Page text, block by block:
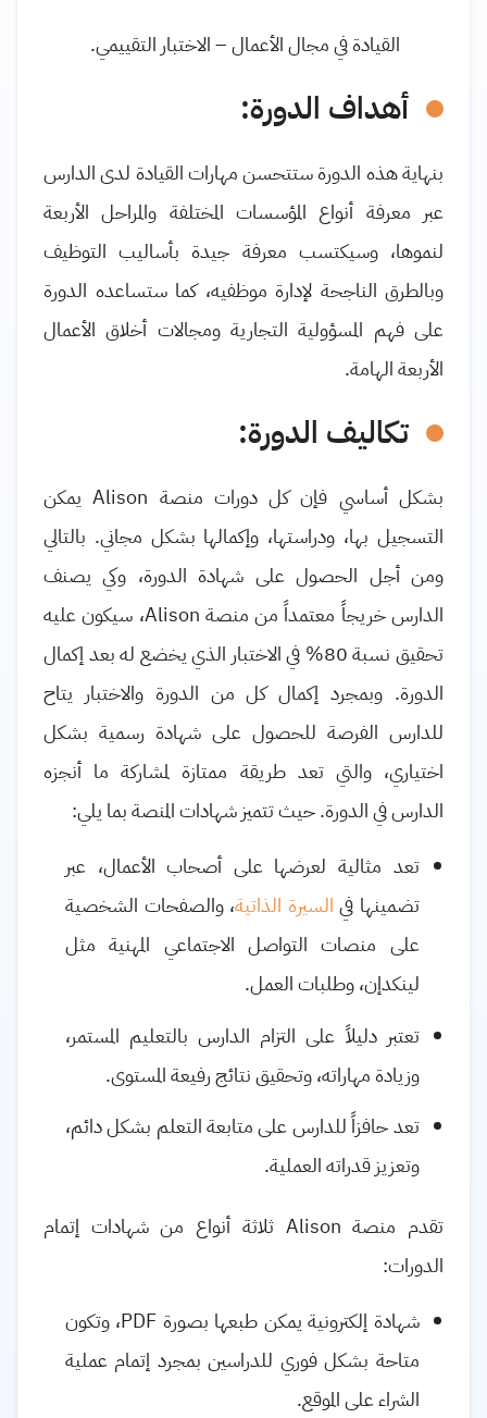
القيادة في مجال الأعمال – الاختبار التقييمي.
أهداف الدورة:
بنهاية هذه الدورة ستتحسن مهارات القيادة لدى الدارس
عبر معرفة أنواع المؤسسات المختلفة والمراحل الأربعة
لنموها، وسيكتسب معرفة جيدة بأساليب التوظيف
وبالطرق الناجحة لإدارة موظفيه، كما ستساعده الدورة
على فهم المسؤولية التجارية ومجالات أخلاق الأعمال
الأربعة الهامة.
تكاليف الدورة:
بشكل أساسي فإن كل دورات منصة Alisonيمكن
التسجيل بها، ودراستها، وإكمالها بشكل مجاني. بالتالي
ومن أجل الحصول على شهادة الدورة، وكي يصنف
الدارس خريجاً معتمداً من منصة Alison، سيكون عليه
تحقيق نسبة 80% في الاختبار الذي يخضع له بعد إكمال
الدورة. وبمجرد إكمال كل من الدورة والاختبار يتاح
للدارس الفرصة للحصول على شهادة رسمية بشكل
اختياري، والتي تعد طريقة ممتازة لمشاركة ما أنجزه
الدارس في الدورة. حيث تتميز شهادات المنصة بما يلي:
تعد مثالية لعرضها على أصحاب الأعمال، عبر
تضمينها في السيرة الذاتية، والصفحات الشخصية
على منصات التواصل الاجتماعي المهنية مثل
لينكدإن، وطلبات العمل.
تعتبر دليلاً على التزام الدارس بالتعليم المستمر،
وزيادة مهاراته، وتحقيق نتائج رفيعة المستوى.
تعد حافزاً للدارس على متابعة التعلم بشكل دائم،
وتعزيز قدراته العملية.
تقدم منصة Alison ثلاثة أنواع من شهادات إتمام
الدورات:
شهادة إلكترونية يمكن طبعها بصورة PDF، وتكون
متاحة بشكل فوري للدراسين بمجرد إتمام عملية
الشراء على الموقع.